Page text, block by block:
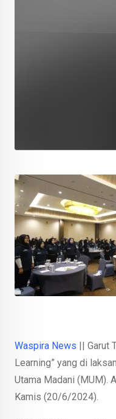
Waspira News || Garut
Learning” yang di
Utama Madani (MUM).
Kamis (20/6/2024).